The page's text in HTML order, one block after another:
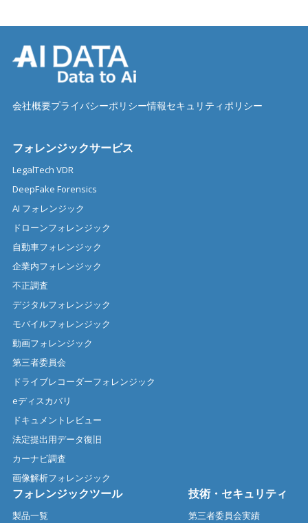
会社概要プライバシーポリシー情報セキュリティポリシー
フォレンジックサービス
LegalTech VDR
DeepFake Forensics
AI フォレンジック
ドローンフォレンジック
自動車フォレンジック
企業内フォレンジック
不正調査
デジタルフォレンジック
モバイルフォレンジック
動画フォレンジック
第三者委員会
ドライブレコーダーフォレンジック
eディスカバリ
ドキュメントレビュー
法定提出用データ復旧
カーナビ調査
画像解析フォレンジック
フォレンジックツール
製品一覧
技術・セキュリティ
第三者委員会実績